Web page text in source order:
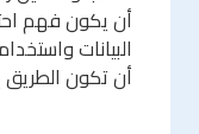
أن يكون فهم
البيانات
أن تكون الطريق